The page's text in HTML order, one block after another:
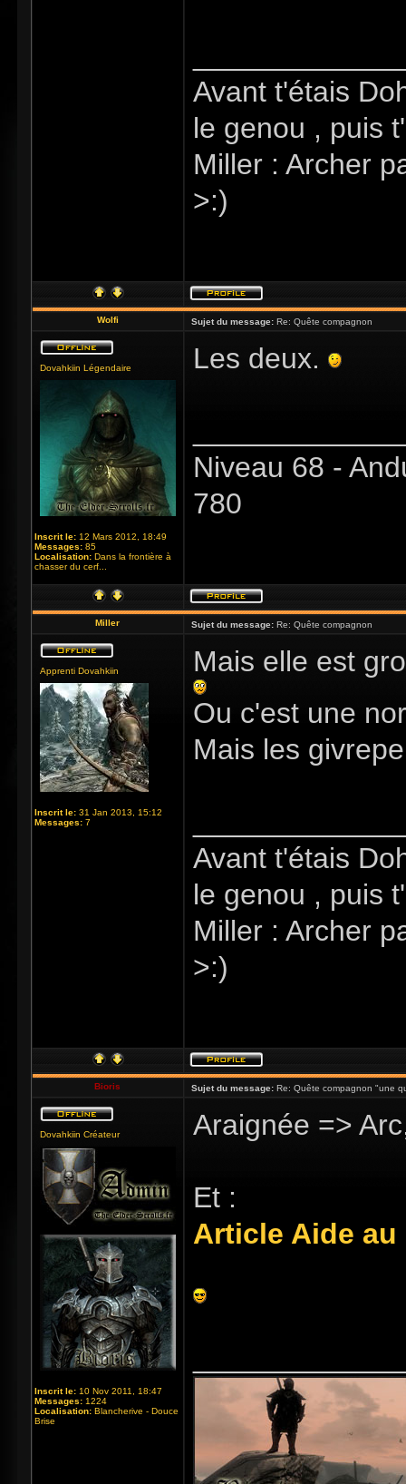
Avant t'étais
le genou , puis
Miller : Archer
>:)
Wolfi Sujet du message: Re: Quête compagnon
Dovahkiin Légendaire
Inscrit le: 12 Mars 2012, 18:49
Messages: 85
Localisation: Dans la frontière à
chasser du cerf...
Les deux.
Niveau 68 -
780
Miller Sujet du message: Re: Quête compagnon
Apprenti Dovahkiin
Inscrit le: 31 Jan 2013, 15:12
Messages: 7
Mais elle est
Ou c'est une
Mais les
Avant t'étais
le genou , puis
Miller : Archer
>:)
Bioris Sujet du message: Re: Quête compagnon "une
Dovahkiin Créateur
Inscrit le: 10 Nov 2011, 18:47
Messages: 1224
Localisation: Blancherive - Douce
Brise
Araignée =>
Et :
Article Aide